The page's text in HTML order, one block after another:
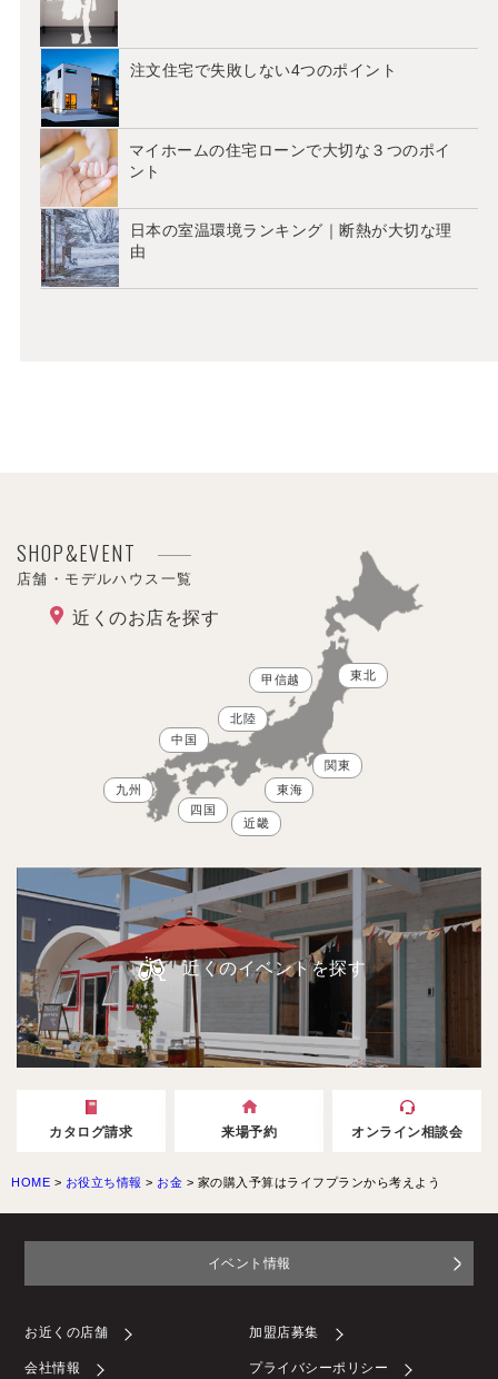
注文住宅で失敗しない4つのポイント
マイホームの住宅ローンで大切な３つのポイ
ント
日本の室温環境ランキング｜断熱が大切な理
由
SHOP&EVENT
店舗・モデルハウス一覧
近くのお店を探す
東北
甲信越
北陸
関東
東海
近畿
中国
四国
九州
近くのイベントを探す
カタログ請求 来場予約 オンライン相談会
HOME > お役立ち情報 > お金 > 家の購入予算はライフプランから考えよう
イベント情報
お近くの店舗 加盟店募集
会社情報 プライバシーポリシー